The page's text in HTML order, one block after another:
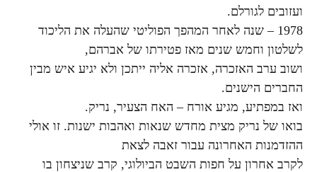
ועזובים לגורלם.
1978 – שנה לאחר המהפך הפוליטי שהעלה את הליכוד
לשלטון וחמש שנים מאז פטירתו של אברהם,
ושוב ערב האזכרה, אזכרה אליה ייתכן ולא יגיע איש מבין
החברים הישנים.
ואז במפתיע, מגיע אורח – האח הצעיר, נריק.
בואו של נריק מצית מחדש שנאות ואהבות ישנות. זו אולי
ההזדמנות האחרונה עבור זאבה לצאת
לקרב אחרון על חפות השבט הביולוגי, קרב שניצחון בו